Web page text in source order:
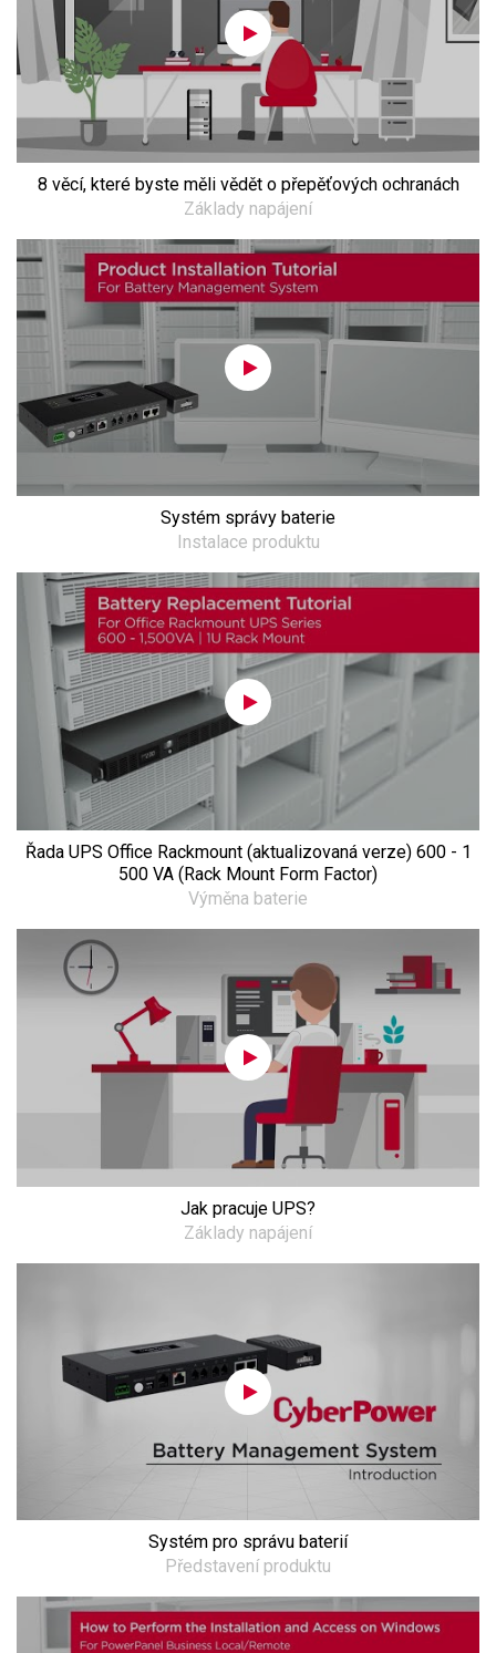
8 věcí, které byste měli vědět o přepěťových ochranách
Základy napájení
Systém správy baterie
Instalace produktu
Řada UPS Office Rackmount (aktualizovaná verze) 600 - 1
500 VA (Rack Mount Form Factor)
Výměna baterie
Jak pracuje UPS?
Základy napájení
Systém pro správu baterií
Představení produktu